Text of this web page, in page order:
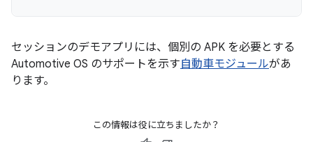
セッションのデモアプリには、個別の APK を必要とする
Automotive OS のサポートを示す自動車モジュールがあ
ります。
この情報は役に立ちましたか？